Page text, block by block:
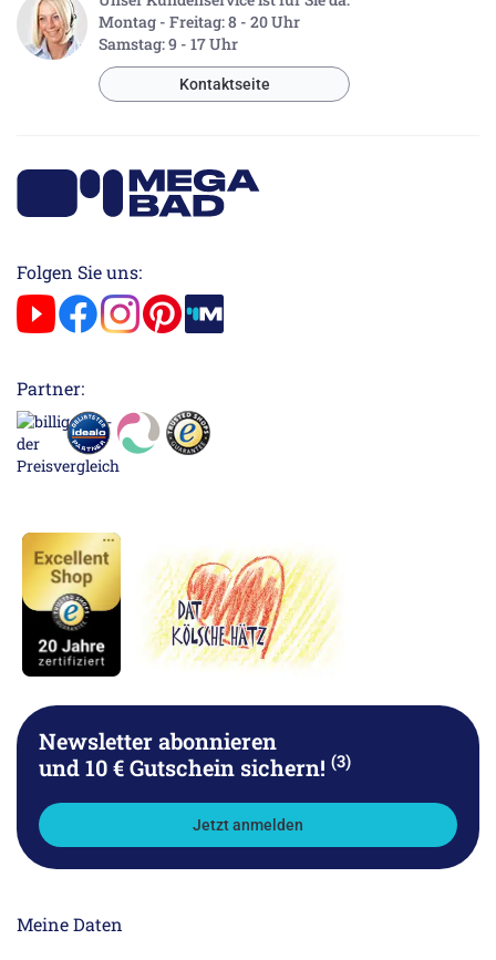
Montag - Freitag: 8 - 20 Uhr
Samstag: 9 - 17 Uhr
Kontaktseite
Folgen Sie uns:
Partner:
Newsletter abonnieren
und 10 € Gutschein sichern! (3)
Jetzt anmelden
Meine Daten